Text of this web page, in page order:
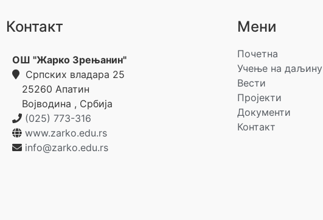
Контакт
ОШ "Жарко Зрењанин"
Српских владара 25
25260 Апатин
Војводина , Србија
(025) 773-316
www.zarko.edu.rs
info@zarko.edu.rs
Мени
Почетна
Учење на даљину
Вести
Пројекти
Документи
Контакт